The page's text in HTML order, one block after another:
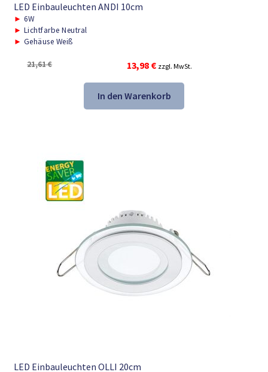
LED Einbauleuchten ANDI 10cm
► 6W
► Lichtfarbe Neutral
► Gehäuse Weiß
21,61€
Ursprünglicher
Preis
war:
21,61 €
13,98 €Aktueller
Preis
ist:
13,98 €.
zzgl. MwSt.
In den Warenkorb
LED Einbauleuchten OLLI 20cm